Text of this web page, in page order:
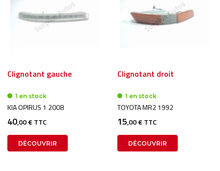
Clignotant gauche
1 en stock
KIA OPIRUS 1 2008
40,00 € TTC
DÉCOUVRIR
Clignotant droit
1 en stock
TOYOTA MR2 1992
15,00 € TTC
DÉCOUVRIR